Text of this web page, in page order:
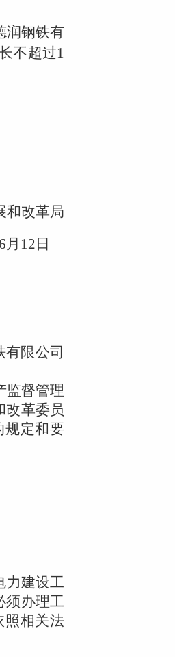
润钢铁有
不超过1
和改革局
6月 12 日
限公司
监督管理
改革委员
规定和要
力建设工
须办理工
照相关法